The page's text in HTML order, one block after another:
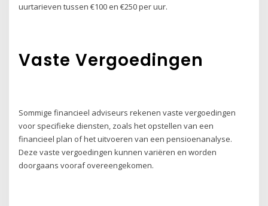
uurtarieven tussen €100 en €250 per uur.
Vaste Vergoedingen
Sommige financieel adviseurs rekenen vaste vergoedingen
voor specifieke diensten, zoals het opstellen van een
financieel plan of het uitvoeren van een pensioenanalyse.
Deze vaste vergoedingen kunnen variëren en worden
doorgaans vooraf overeengekomen.